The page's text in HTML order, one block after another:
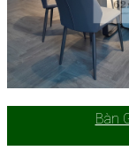
Bàn